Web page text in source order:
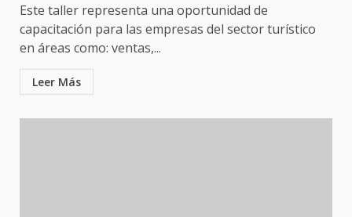
Este taller representa una oportunidad de
capacitación para las empresas del sector turístico
en áreas como: ventas,...
Leer Más